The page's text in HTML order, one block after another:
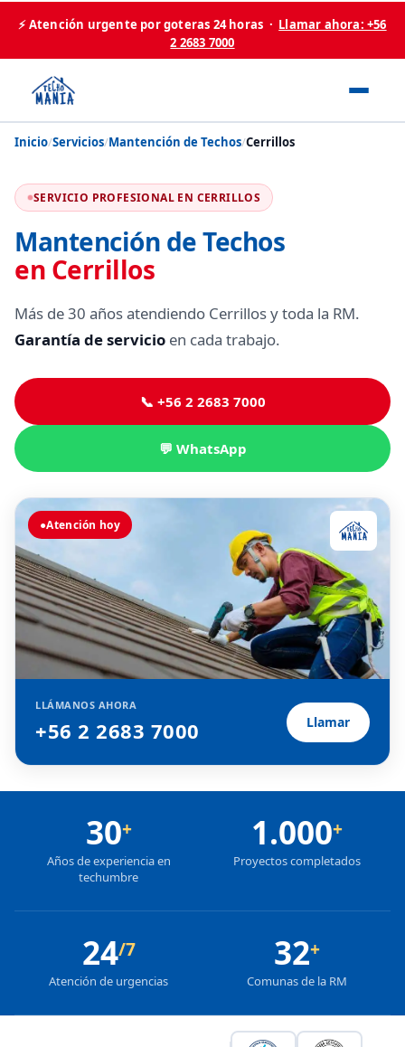
⚡ Atención urgente por goteras 24 horas · Llamar ahora: +56
2 2683 7000
Inicio/Servicios/Mantención de Techos/Cerrillos
SERVICIO PROFESIONAL EN CERRILLOS
Mantención de Techos
en Cerrillos
Más de 30 años atendiendo Cerrillos y toda la RM.
Garantía de servicio en cada trabajo.
📞 +56 2 2683 7000
💬 WhatsApp
●Atención hoy
LLÁMANOS AHORA
+56 2 2683 7000 Llamar
30+
Años de experiencia en
techumbre
1.000+
Proyectos completados
24/7
Atención de urgencias
32+
Comunas de la RM